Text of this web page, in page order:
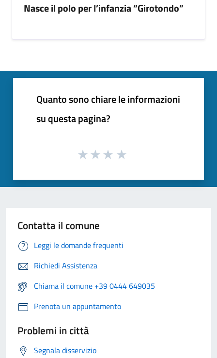
Nasce il polo per l’infanzia “Girotondo”
Quanto sono chiare le informazioni
su questa pagina?
Contatta il comune
Leggi le domande frequenti
Richiedi Assistenza
Chiama il comune +39 0444 649035
Prenota un appuntamento
Problemi in città
Segnala disservizio